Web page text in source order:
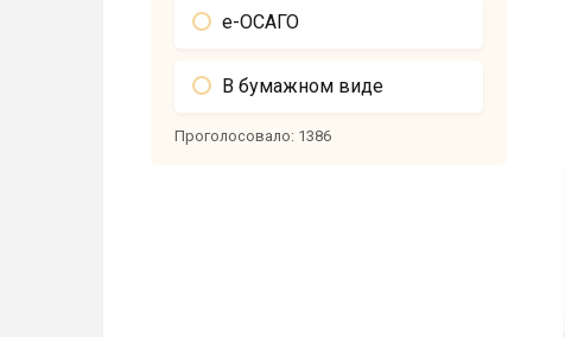
е-ОСАГО
В бумажном виде
Проголосовало: 1386